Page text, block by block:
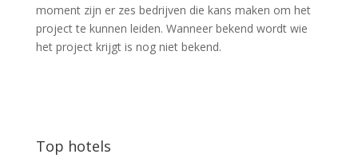
moment zijn er zes bedrijven die kans maken om het
project te kunnen leiden. Wanneer bekend wordt wie
het project krijgt is nog niet bekend.
Top hotels